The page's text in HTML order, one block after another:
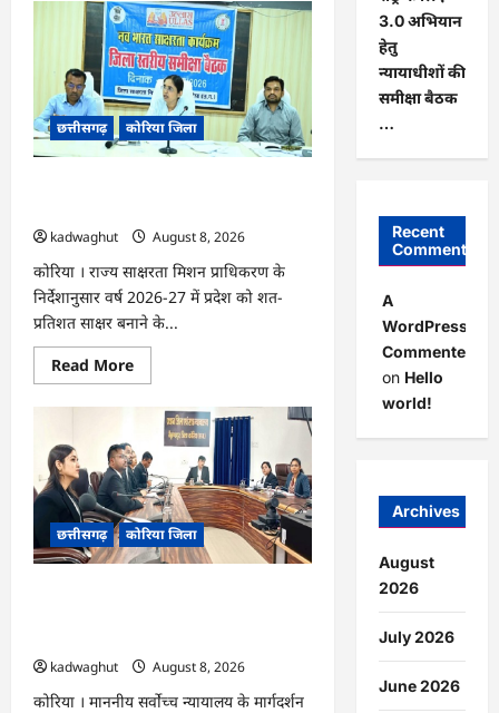
CG
:
कलेक्टर
के
मार्गदर्शन
में
छह
गांवों
तक
पहुंची
हस्तशिल्प
छत्तीसगढ़ कोरिया जिला
kadwaghut
August 8, 2026
कोरिया । राज्य साक्षरता मिशन प्राधिकरण के
निर्देशानुसार वर्ष 2026-27 में प्रदेश को शत-
प्रतिशत साक्षर बनाने के...
Read MoreRead
more
CG
अगस्त
को
जिलेभर
में
आयोजित
होगा
‘उल्लास
महा-
छत्तीसगढ़ कोरिया जिला
kadwaghut
August 8, 2026
कोरिया । माननीय सर्वाेच्च न्यायालय के मार्गदर्शन
3.0 अभियान
हेतु
न्यायाधीशों की
समीक्षा बैठक
…
Recent
Comments
A
WordPress
Commenter
on Hello
world!
Archives
August
2026
July 2026
June 2026